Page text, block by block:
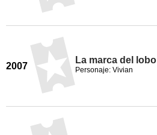
2007
La marca del lobo
Personaje: Vivian